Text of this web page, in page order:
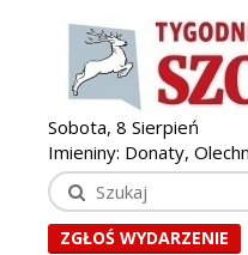
Sobota, 8 Sierpień
Imieniny: Donaty,
ZGŁOŚ WYDARZENIE